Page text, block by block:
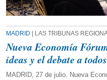
MADRID | LAS TRIBUNAS
Nueva Economía
ideas y el debate a
MADRID, 27 de julio. Nueva